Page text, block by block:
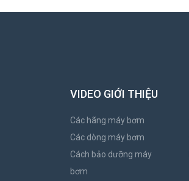
VIDEO GIỚI THIỆU
Các hãng máy bơm
Các dòng máy bơm
Cách bảo dưỡng máy
bơm